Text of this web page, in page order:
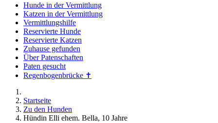
Hunde in der Vermittlung
Katzen in der Vermittlung
Vermittlungshilfe
Reservierte Hunde
Reservierte Katzen
Zuhause gefunden
Über Patenschaften
Paten gesucht
Regenbogenbrücke ✝
Startseite
Zu den Hunden
Hündin Elli ehem. Bella, 10 Jahre